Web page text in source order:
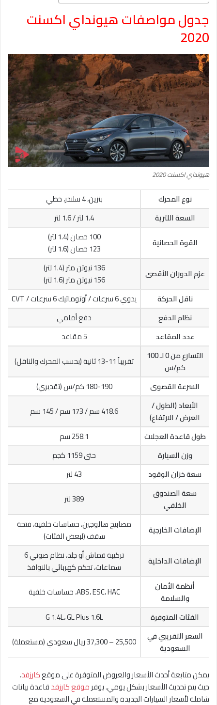
جدول مواصفات هيونداي اكسنت
2020
هيونداي اكسنت 2020
نوع المحرك
بنزين، 4 سلندر، خطي
السعة اللترية
1.4 لتر / 1.6 لتر
القوة الحصانية
100 حصان (1.4 لتر)
123 حصان (1.6 لتر)
عزم الدوران الأقصى
136 نيوتن متر (1.4 لتر)
156 نيوتن متر (1.6 لتر)
ناقل الحركة
يدوي 6 سرعات / أوتوماتيك 6 سرعات / CVT
نظام الدفع
دفع أمامي
عدد المقاعد
5 مقاعد
التسارع من 0 لـ 100
كم/س
تقريباً 11-13 ثانية (بحسب المحرك والناقل)
السرعة القصوى
180-190 كم/س (تقديري)
الأبعاد (الطول /
العرض / الارتفاع)
418.6 سم / 173 سم / 145 سم
طول قاعدة العجلات
258.1 سم
وزن السيارة
حتى 1159 كجم
سعة خزان الوقود
43 لتر
سعة الصندوق
الخلفي
389 لتر
الإضافات الخارجية
مصابيح هالوجين، حساسات خلفية، فتحة
سقف (لبعض الفئات)
الإضافات الداخلية
تركيبة قماش أو جلد، نظام صوتي 6
سماعات، تحكم كهربائي بالنوافذ
أنظمة الأمان
والسلامة
ABS، ESC، HAC، حساسات خلفية
الفئات المتوفرة
G 1.4L، GL Plus 1.6L
السعر التقريبي في
السعودية
25,500 – 37,300 ريال سعودي (مستعملة)
يمكن متابعة أحدث الأسعار والعروض المتوفرة على موقعكارزفد،
حيث يتم تحديث الأسعار بشكل يومي. يوفرموقع كارزفدقاعدة بيانات
شاملة لأسعار السيارات الجديدة والمستعملة في السعودية مع